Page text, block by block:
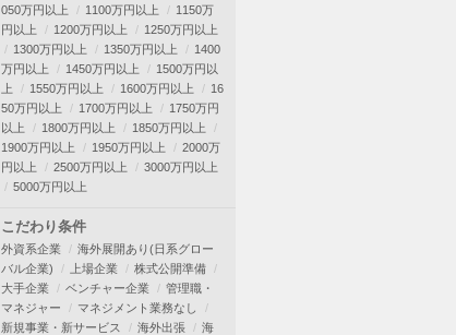
050万円以上
1100万円以上
1150万
円以上
1200万円以上
1250万円以上
1300万円以上
1350万円以上
1400
万円以上
1450万円以上
1500万円以
上
1550万円以上 1600万円以上
16
50万円以上
1700万円以上
1750万円
以上
1800万円以上
1850万円以上
1900万円以上
1950万円以上
2000万
円以上
2500万円以上
3000万円以上
5000万円以上
こだわり条件
外資系企業
海外展開あり(日系グロー
バル企業)
上場企業
株式公開準備
大手企業
ベンチャー企業
管理職・
マネジャー
マネジメント業務なし
新規事業・新サービス
海外出張
海